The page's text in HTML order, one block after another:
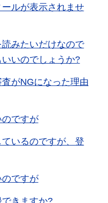
ルが表示されませ
みたいだけなので
いのでしょうか?
がNGになった理由
ですが
いるのですが、登
ですが
きますか?